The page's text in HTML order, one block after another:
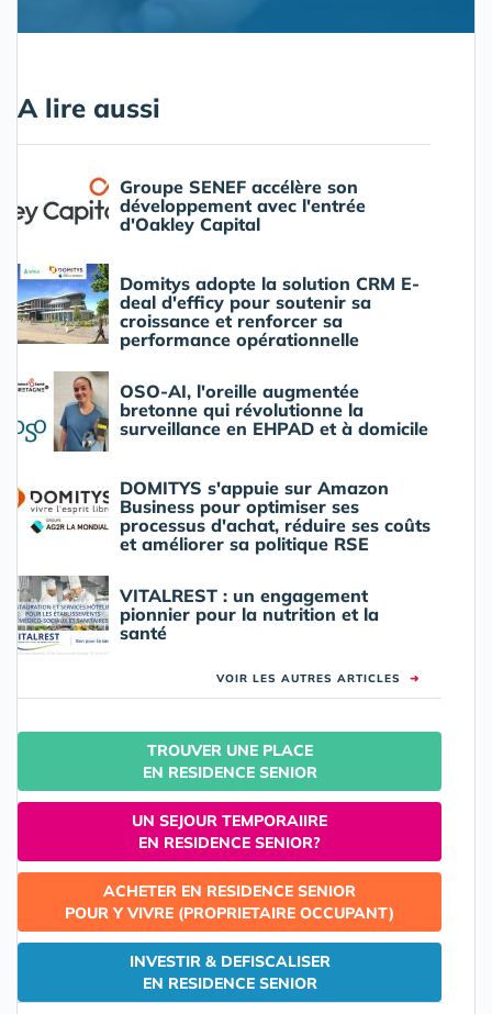
A lire aussi
Groupe SENEF accélère son
développement avec l'entrée
d'Oakley Capital
Domitys adopte la solution CRM E-
deal d'efficy pour soutenir sa
croissance et renforcer sa
performance opérationnelle
OSO-AI, l'oreille augmentée
bretonne qui révolutionne la
surveillance en EHPAD et à domicile
DOMITYS s'appuie sur Amazon
Business pour optimiser ses
processus d'achat, réduire ses coûts
et améliorer sa politique RSE
VITALREST : un engagement
pionnier pour la nutrition et la
santé
VOIR LES AUTRES ARTICLES ➜
TROUVER UNE PLACE
EN RESIDENCE SENIOR
UN SEJOUR TEMPORAIIRE
EN RESIDENCE SENIOR?
ACHETER EN RESIDENCE SENIOR
POUR Y VIVRE (PROPRIETAIRE OCCUPANT)
INVESTIR & DEFISCALISER
EN RESIDENCE SENIOR